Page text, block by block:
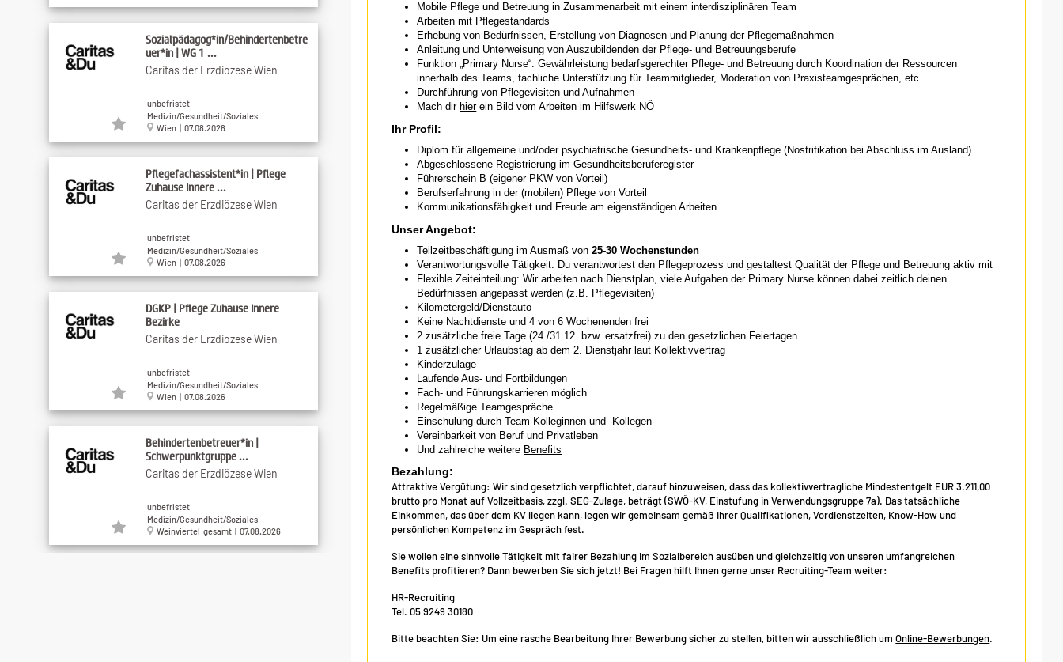
Mobile Pflege und Betreuung in Zusammenarbeit mit einem interdisziplinären Team
Arbeiten mit Pflegestandards
Erhebung von Bedürfnissen, Erstellung von Diagnosen und Planung der Pflegemaßnahmen
Anleitung und Unterweisung von Auszubildenden der Pflege- und Betreuungsberufe
Funktion „Primary Nurse“: Gewährleistung bedarfsgerechter Pflege- und Betreuung durch Koordination der Ressourcen
innerhalb des Teams, fachliche Unterstützung für Teammitglieder, Moderation von Praxisteamgesprächen, etc.
Durchführung von Pflegevisiten und Aufnahmen
Mach dir hierein Bild vom Arbeiten im Hilfswerk NÖ
Ihr Profil:
Diplom für allgemeine und/oder psychiatrische Gesundheits- und Krankenpflege (Nostrifikation bei Abschluss im Ausland)
Abgeschlossene Registrierung im Gesundheitsberuferegister
Führerschein B (eigener PKW von Vorteil)
Berufserfahrung in der (mobilen) Pflege von Vorteil
Kommunikationsfähigkeit und Freude am eigenständigen Arbeiten
Unser Angebot:
Teilzeitbeschäftigung im Ausmaß von25-30 Wochenstunden
Verantwortungsvolle Tätigkeit: Du verantwortest den Pflegeprozess und gestaltest Qualität der Pflege und Betreuung aktiv mit
Flexible Zeiteinteilung: Wir arbeiten nach Dienstplan, viele Aufgaben der Primary Nurse können dabei zeitlich deinen
Bedürfnissen angepasst werden (z.B. Pflegevisiten)
Kilometergeld/Dienstauto
Keine Nachtdienste und 4 von 6 Wochenenden frei
2 zusätzliche freie Tage (24./31.12. bzw. ersatzfrei) zu den gesetzlichen Feiertagen
1 zusätzlicher Urlaubstag ab dem 2. Dienstjahr laut Kollektivvertrag
Kinderzulage
Laufende Aus- und Fortbildungen
Fach- und Führungskarrieren möglich
Regelmäßige Teamgespräche
Einschulung durch Team-Kolleginnen und -Kollegen
Vereinbarkeit von Beruf und Privatleben
Und zahlreiche weitere Benefits
Bezahlung:
Attraktive Vergütung: Wir sind gesetzlich verpflichtet, darauf hinzuweisen, dass das kollektivvertragliche Mindestentgelt EUR 3.211,00
brutto pro Monat auf Vollzeitbasis, zzgl. SEG-Zulage, beträgt (SWÖ-KV, Einstufung in Verwendungsgruppe 7a). Das tatsächliche
Einkommen, das über dem KV liegen kann, legen wir gemeinsam gemäß Ihrer Qualifikationen, Vordienstzeiten, Know-How und
persönlichen Kompetenz im Gespräch fest.
Sie wollen eine sinnvolle Tätigkeit mit fairer Bezahlung im Sozialbereich ausüben und gleichzeitig von unseren umfangreichen
Benefits profitieren? Dann bewerben Sie sich jetzt! Bei Fragen hilft Ihnen gerne unser Recruiting-Team weiter:
HR-Recruiting
Tel. 05 9249 30180
Bitte beachten Sie: Um eine rasche Bearbeitung Ihrer Bewerbung sicher zu stellen, bitten wir ausschließlich umOnline-Bewerbungen.
Sozialpädagog*in/Behindertenbetre
uer*in | WG 1 ...
Caritas der Erzdiözese Wien
unbefristet
Medizin/Gesundheit/Soziales
Wien | 07.08.2026
Pflegefachassistent*in | Pflege
Zuhause Innere ...
Caritas der Erzdiözese Wien
unbefristet
Medizin/Gesundheit/Soziales
Wien | 07.08.2026
DGKP | Pflege Zuhause Innere
Bezirke
Caritas der Erzdiözese Wien
unbefristet
Medizin/Gesundheit/Soziales
Wien | 07.08.2026
Behindertenbetreuer*in |
Schwerpunktgruppe ...
Caritas der Erzdiözese Wien
unbefristet
Medizin/Gesundheit/Soziales
Weinviertel gesamt | 07.08.2026